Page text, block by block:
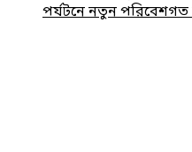
পর্যটনে নতুন পরিবেশগত